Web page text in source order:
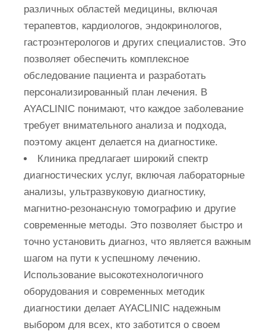
различных областей медицины, включая
терапевтов, кардиологов, эндокринологов,
гастроэнтерологов и других специалистов. Это
позволяет обеспечить комплексное
обследование пациента и разработать
персонализированный план лечения. В
AYACLINIC понимают, что каждое заболевание
требует внимательного анализа и подхода,
поэтому акцент делается на диагностике.
Клиника предлагает широкий спектр
диагностических услуг, включая лабораторные
анализы, ультразвуковую диагностику,
магнитно-резонансную томографию и другие
современные методы. Это позволяет быстро и
точно установить диагноз, что является важным
шагом на пути к успешному лечению.
Использование высокотехнологичного
оборудования и современных методик
диагностики делает AYACLINIC надежным
выбором для всех, кто заботится о своем